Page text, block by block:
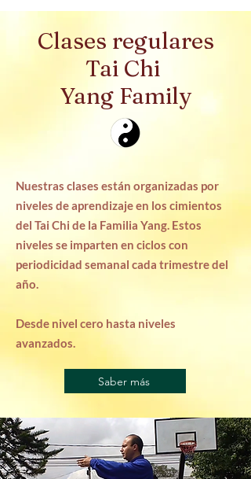
Clases regulares
Tai Chi
Yang Family
Nuestras clases están organizadas por
niveles de aprendizaje en los cimientos
del Tai Chi de la Familia Yang. Estos
niveles se imparten en ciclos con
periodicidad semanal cada trimestre del
año.
Desde nivel cero hasta niveles
avanzados.
Saber más